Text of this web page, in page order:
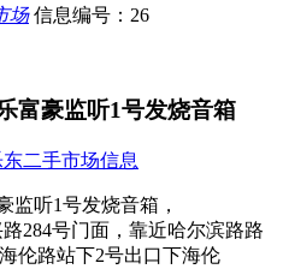
场 信息编号：26
富豪监听1号发烧音箱
二手市场信息
监听1号发烧音箱，
284号门面，靠近哈尔滨路路
伦路站下2号出口下海伦